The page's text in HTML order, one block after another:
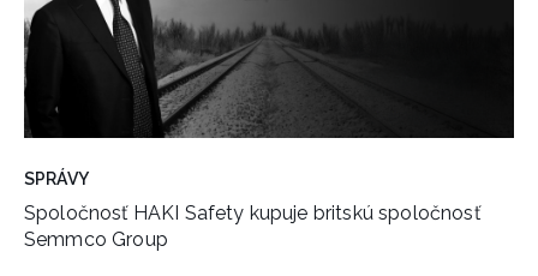
SPRÁVY
Spoločnosť HAKI Safety kupuje britskú spoločnosť
Semmco Group